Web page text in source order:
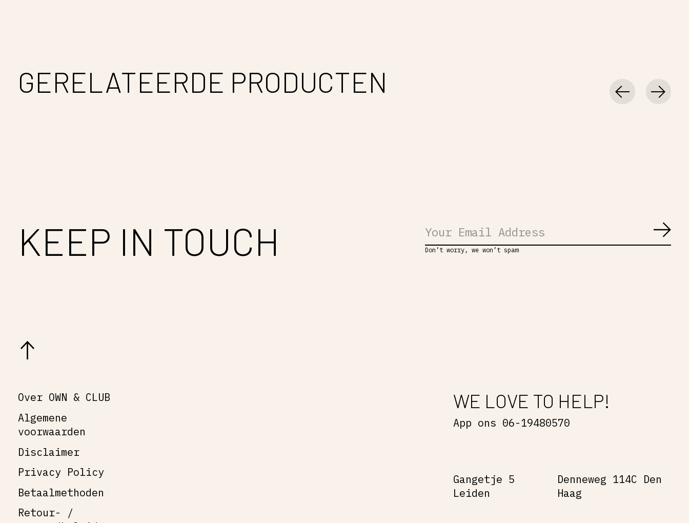
GERELATEERDE PRODUCTEN
KEEP IN TOUCH Don’t worry, we won’t spam
Over OWN & CLUB
Algemene
voorwaarden
Disclaimer
Privacy Policy
Betaalmethoden
Retour- /
WE LOVE TO HELP!
App ons 06-19480570
Gangetje 5
Leiden
Denneweg 114C Den
Haag